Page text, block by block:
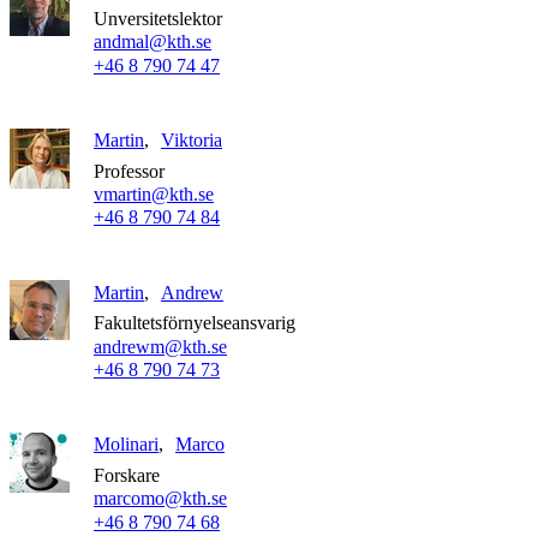
Unversitetslektor
andmal@kth.se
+46 8 790 74 47
Martin
Viktoria
Professor
vmartin@kth.se
+46 8 790 74 84
Martin
Andrew
Fakultetsförnyelseansvarig
andrewm@kth.se
+46 8 790 74 73
Molinari
Marco
Forskare
marcomo@kth.se
+46 8 790 74 68